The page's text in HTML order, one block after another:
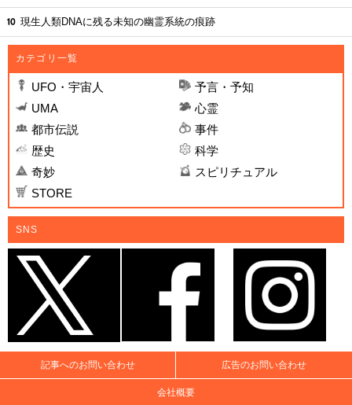
現生人類DNAに残る未知の幽霊系統の痕跡
カテゴリ一覧
UFO・宇宙人
予言・予知
UMA
心霊
都市伝説
事件
歴史
科学
奇妙
スピリチュアル
STORE
SNS
記事へのお問い合わせ 広告のお問い合わせ
会社概要